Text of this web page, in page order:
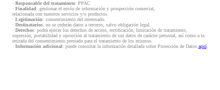
· Responsable del tratamiento: PPAC
· Finalidad: gestionar el envío de información y prospección comercial,
relacionada con nuestros servicios y/o productos.
· Legitimación: consentimiento del interesado.
· Destinatarios: no se cederán datos a terceros, salvo obligación legal.
· Derechos: podrá ejercer los derechos de acceso, rectificación, limitación de tratamiento,
supresión, portabilidad y oposición al tratamiento de sus datos de carácter personal, así como a la
retirada del consentimiento prestado para el tratamiento de los mismos.
· Información adicional: puede consultar la información detallada sobre Protección de Datos aquí.